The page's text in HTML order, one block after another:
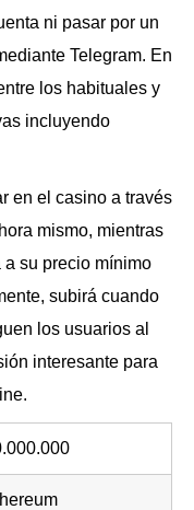
ni pasar por un
Telegram. En
los habituales y
incluyendo
en el casino a través
mismo, mientras
a su precio mínimo
subirá cuando
los usuarios al
interesante para